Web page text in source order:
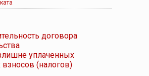
договора
уплаченных
(налогов)